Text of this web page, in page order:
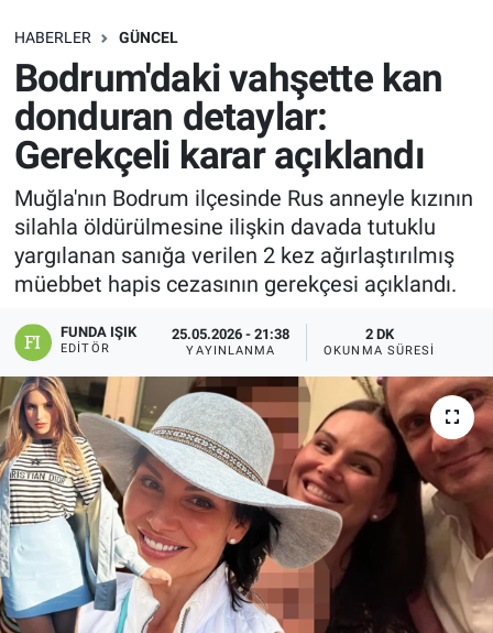
HABERLER GÜNCEL
Bodrum'daki vahşette kan
donduran detaylar:
Gerekçeli karar açıklandı
Muğla'nın Bodrum ilçesinde Rus anneyle kızının
silahla öldürülmesine ilişkin davada tutuklu
yargılanan sanığa verilen 2 kez ağırlaştırılmış
müebbet hapis cezasının gerekçesi açıklandı.
FUNDA IŞIK
EDITÖR
25.05.2026 - 21:38
YAYINLANMA
2 DK
OKUNMA SÜRESI
SAĞLIK
EKONOMİ
EĞİTİM
ÖZEL HABER
Keşfet
ASTROLOJİ
MANŞET
RESMİ İLANLAR
İLAN
Bize ulaşın
İletişim/Künye